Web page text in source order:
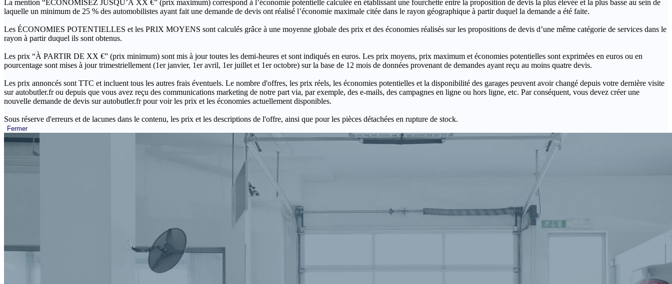
La mention “ÉCONOMISEZ JUSQU’À XX €” (prix maximum) correspond à l’économie potentielle calculée en établissant une fourchette entre la proposition de devis la plus élevée et la plus basse au sein de
laquelle un minimum de 25 % des automobilistes ayant fait une demande de devis ont réalisé l’économie maximale citée dans le rayon géographique à partir duquel la demande a été faite.
Les ÉCONOMIES POTENTIELLES et les PRIX MOYENS sont calculés grâce à une moyenne globale des prix et des économies réalisés sur les propositions de devis d’une même catégorie de services dans le
rayon à partir duquel ils sont obtenus.
Les prix “À PARTIR DE XX €” (prix minimum) sont mis à jour toutes les demi-heures et sont indiqués en euros. Les prix moyens, prix maximum et économies potentielles sont exprimées en euros ou en
pourcentage sont mises à jour trimestriellement (1er janvier, 1er avril, 1er juillet et 1er octobre) sur la base de 12 mois de données provenant de demandes ayant reçu au moins quatre devis.
Les prix annoncés sont TTC et incluent tous les autres frais éventuels. Le nombre d'offres, les prix réels, les économies potentielles et la disponibilité des garages peuvent avoir changé depuis votre dernière visite
sur autobutler.fr ou depuis que vous avez reçu des communications marketing de notre part via, par exemple, des e-mails, des campagnes en ligne ou hors ligne, etc. Par conséquent, vous devez créer une
nouvelle demande de devis sur autobutler.fr pour voir les prix et les économies actuellement disponibles.
Sous réserve d'erreurs et de lacunes dans le contenu, les prix et les descriptions de l'offre, ainsi que pour les pièces détachées en rupture de stock.
Fermer